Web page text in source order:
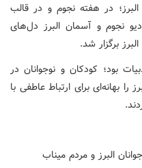
در هفته نجوم و در قالب
نجوم و آسمان البرز دل‌های
برگزار شد.
بود؛ کودکان و نوجوانان در
بهانه‌ای برای ارتباط عاطفی با
البرز و مردم میناب